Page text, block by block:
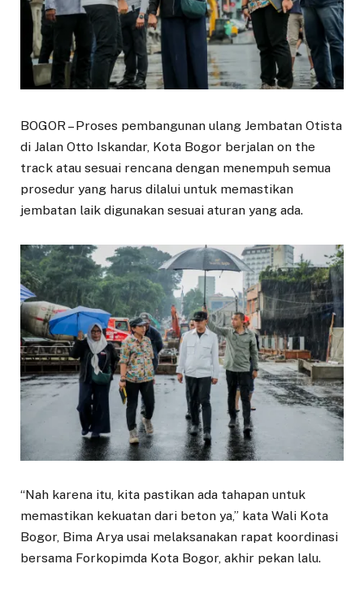
BOGOR – Proses pembangunan ulang Jembatan Otista
di Jalan Otto Iskandar, Kota Bogor berjalan on the
track atau sesuai rencana dengan menempuh semua
prosedur yang harus dilalui untuk memastikan
jembatan laik digunakan sesuai aturan yang ada.
“Nah karena itu, kita pastikan ada tahapan untuk
memastikan kekuatan dari beton ya,” kata Wali Kota
Bogor, Bima Arya usai melaksanakan rapat koordinasi
bersama Forkopimda Kota Bogor, akhir pekan lalu.